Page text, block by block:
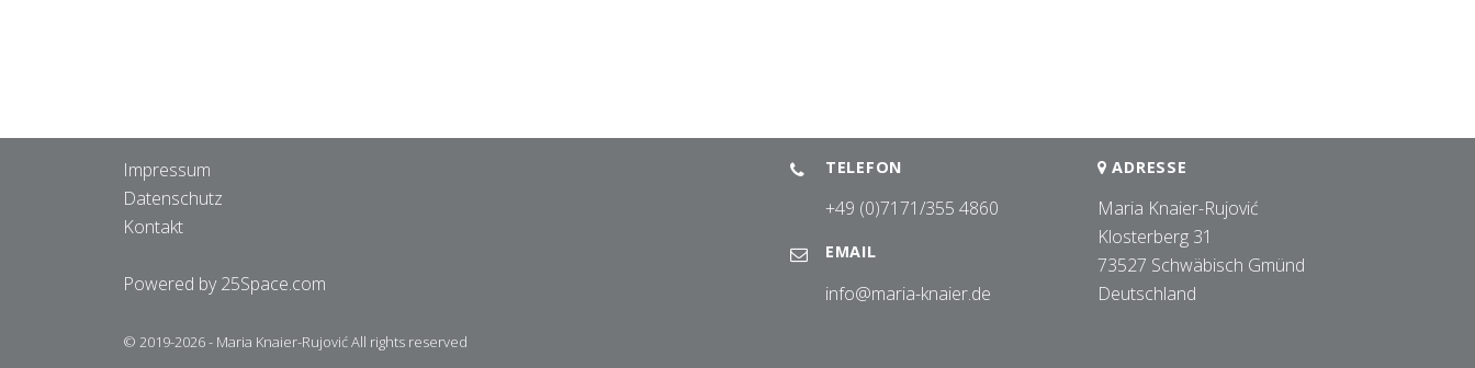
Impressum
Datenschutz
Kontakt
Powered by 25Space.com
© 2019-2026 - Maria Knaier-Rujović All rights reserved
TELEFON
+49 (0)7171/355 4860
EMAIL
info@maria-knaier.de
ADRESSE
Maria Knaier-Rujović
Klosterberg 31
73527 Schwäbisch Gmünd
Deutschland